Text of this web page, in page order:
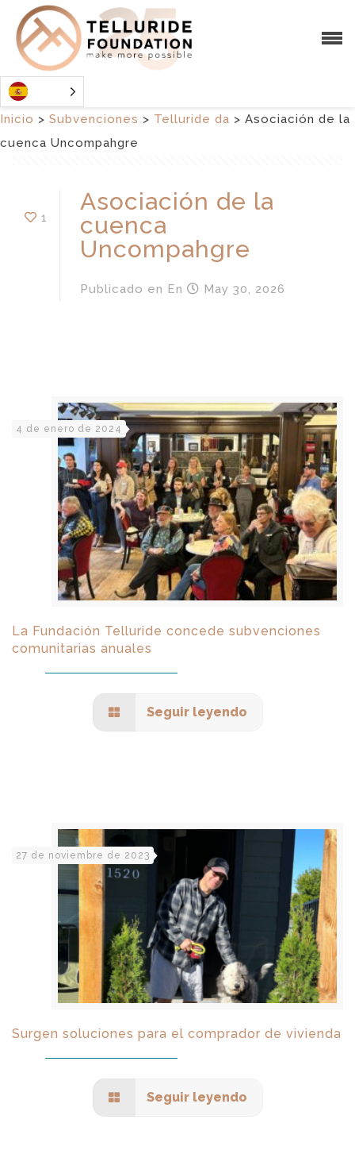
Inicio > Subvenciones > Telluride da > Asociación de la
cuenca Uncompahgre
1
Asociación de la
cuenca
Uncompahgre
Publicado en En May 30, 2026
4 de enero de 2024
La Fundación Telluride concede subvenciones
comunitarias anuales
Seguir leyendo
27 de noviembre de 2023
Surgen soluciones para el comprador de vivienda
Seguir leyendo